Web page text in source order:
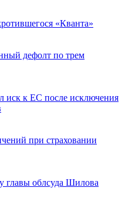
«Кванта»
дефолт по трем
иск к ЕС после исключения
при страховании
главы облсуда Шилова